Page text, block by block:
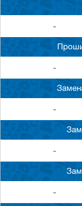
-
-
-
-
-